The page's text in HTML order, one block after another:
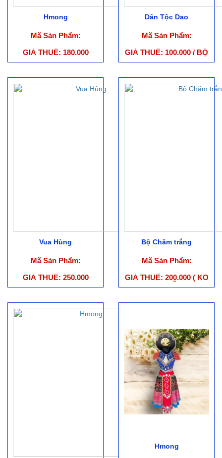
Hmong
Mã Sản Phẩm:
GIÁ THUÊ: 180.000
Dân Tộc Dao
Mã Sản Phẩm:
GIÁ THUÊ: 100.000 / BỘ
Vua Hùng
Mã Sản Phẩm:
GIÁ THUÊ: 250.000
Bộ Chăm trắng
Mã Sản Phẩm:
GIÁ THUÊ: 200.000 ( KO
PHỤ KIỆN )
Hmong